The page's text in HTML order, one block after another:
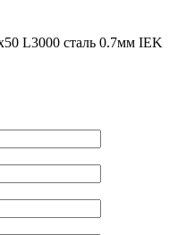
L3000 сталь 0.7мм IEK